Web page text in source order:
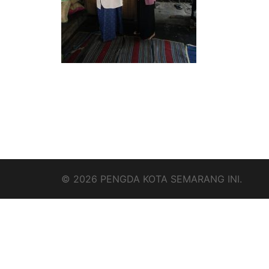
© 2026 PENGDA KOTA SEMARANG INI.